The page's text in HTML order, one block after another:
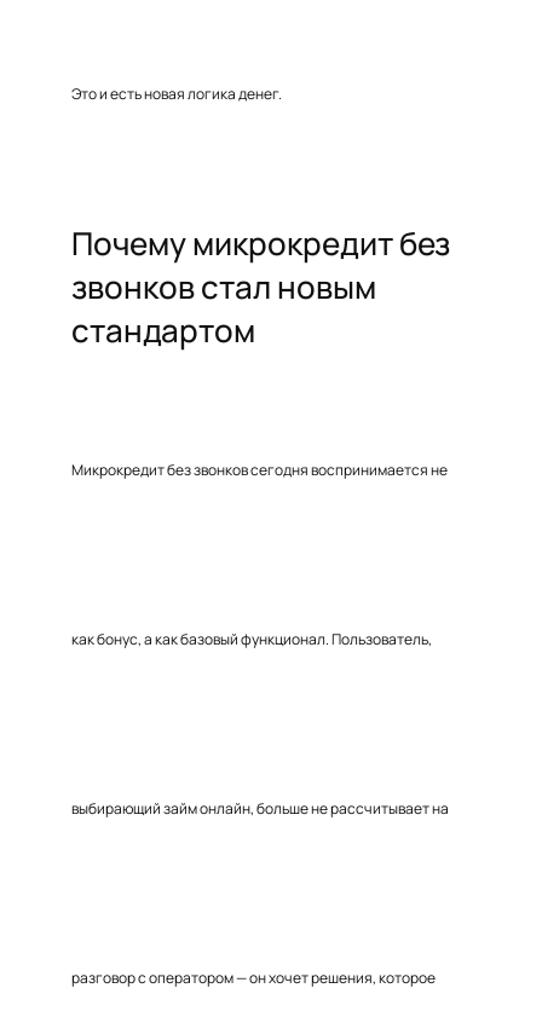
Это и есть новая логика денег.
Почему микрокредит без
звонков стал новым
стандартом
Микрокредит без звонков сегодня воспринимается не
как бонус, а как базовый функционал. Пользователь,
выбирающий займ онлайн, больше не рассчитывает на
разговор с оператором — он хочет решения, которое